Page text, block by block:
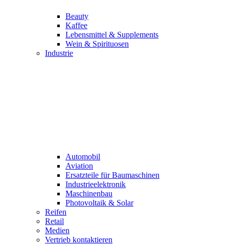
Beauty
Kaffee
Lebensmittel & Supplements
Wein & Spirituosen
Industrie
Automobil
Aviation
Ersatzteile für Baumaschinen
Industrieelektronik
Maschinenbau
Photovoltaik & Solar
Reifen
Retail
Medien
Vertrieb kontaktieren